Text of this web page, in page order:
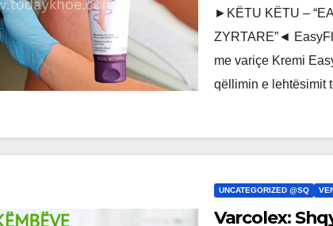
►KËTU KËTU –
ZYRTARE”◄
me variçe Kremi
qëllimin e lehtësimit
UNCATEGORIZED @SQ
Varcolex: